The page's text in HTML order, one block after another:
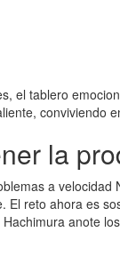
el tablero
conviviendo
la
a velocidad
reto ahora es
anote